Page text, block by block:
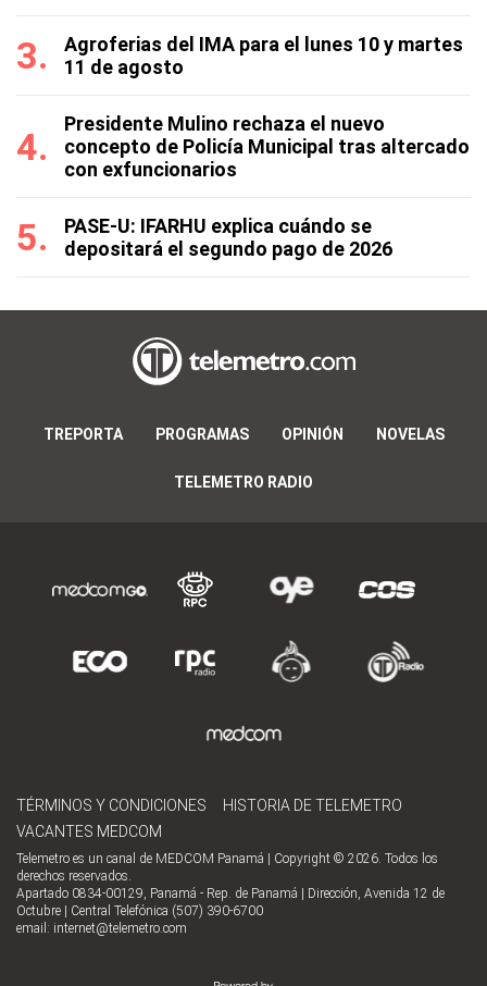
Agroferias del IMA para el lunes 10 y martes
11 de agosto
Presidente Mulino rechaza el nuevo
concepto de Policía Municipal tras altercado
con exfuncionarios
PASE-U: IFARHU explica cuándo se
depositará el segundo pago de 2026
TREPORTA PROGRAMAS OPINIÓN NOVELAS
TELEMETRO RADIO
TÉRMINOS Y CONDICIONES
HISTORIA DE TELEMETRO
VACANTES MEDCOM
Telemetro es un canal de MEDCOM Panamá | Copyright © 2026. Todos los
derechos reservados.
Apartado 0834-00129, Panamá - Rep. de Panamá | Dirección, Avenida 12 de
Octubre | Central Telefónica (507) 390-6700
email: internet@telemetro.com